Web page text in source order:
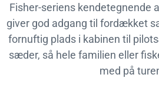
Fisher-seriens kendetegnende
giver god adgang til fordækket
fornuftig plads i kabinen til
sæder, så hele familien eller
med på